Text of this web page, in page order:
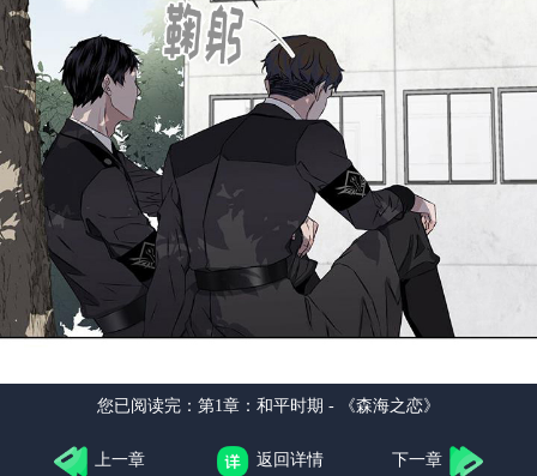
您已阅读完： 第1章：和平时期 - 《森海之恋》
上一章 返回详情 下一章